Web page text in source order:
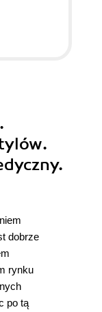
dobrze
rynku
po tą